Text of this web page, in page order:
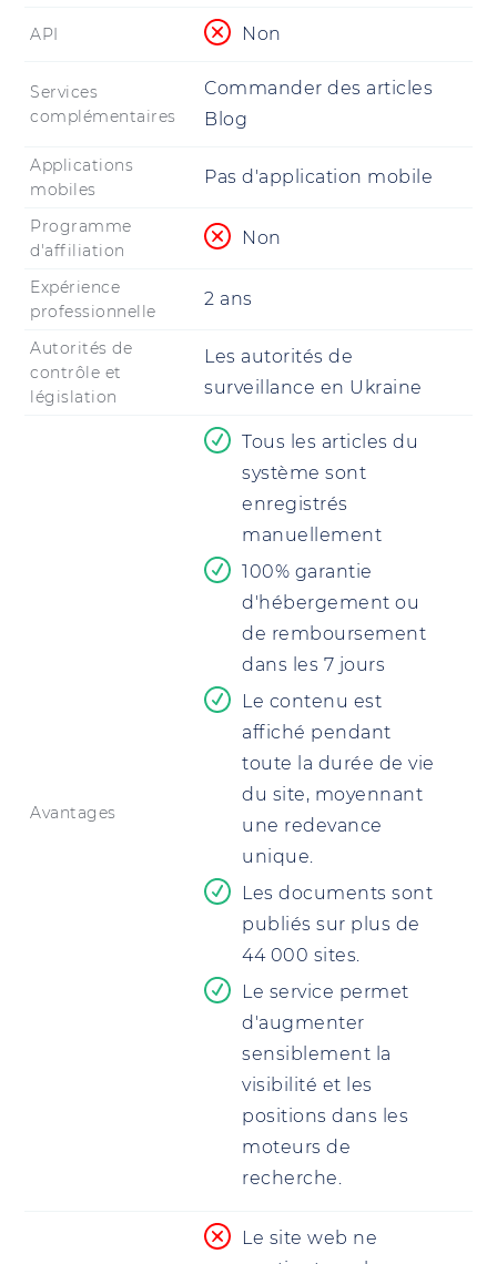
API Non
Services
complémentaires
Commander des articles
Blog
Applications
mobiles
Pas d'application mobile
Programme
d'affiliation
Non
Expérience
professionnelle
2 ans
Autorités de
contrôle et
législation
Les autorités de
surveillance en Ukraine
Avantages
Tous les articles du
système sont
enregistrés
manuellement
100% garantie
d'hébergement ou
de remboursement
dans les 7 jours
Le contenu est
affiché pendant
toute la durée de vie
du site, moyennant
une redevance
unique.
Les documents sont
publiés sur plus de
44 000 sites.
Le service permet
d'augmenter
sensiblement la
visibilité et les
positions dans les
moteurs de
recherche.
Le site web ne